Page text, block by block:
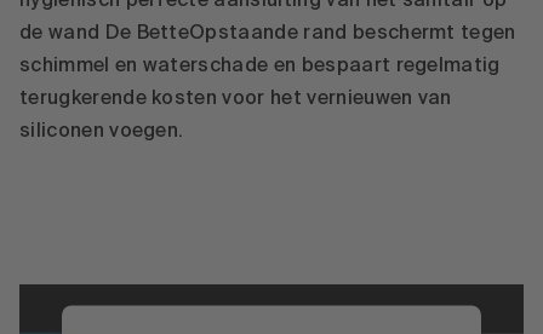
de wand De BetteOpstaande rand beschermt tegen
schimmel en waterschade en bespaart regelmatig
terugkerende kosten voor het vernieuwen van
siliconen voegen.